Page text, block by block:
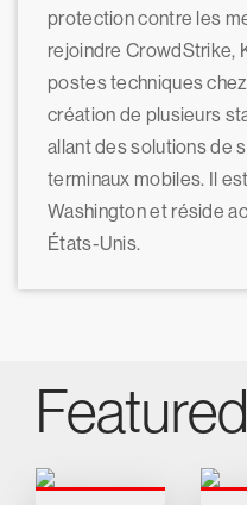
protection contre les
rejoindre CrowdStrike,
postes techniques
création de plusieurs
allant des solutions de
terminaux mobiles. Il
Washington et réside
États-Unis.